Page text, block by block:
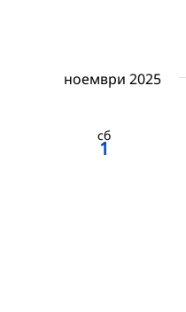
ноември 2025
сб
1